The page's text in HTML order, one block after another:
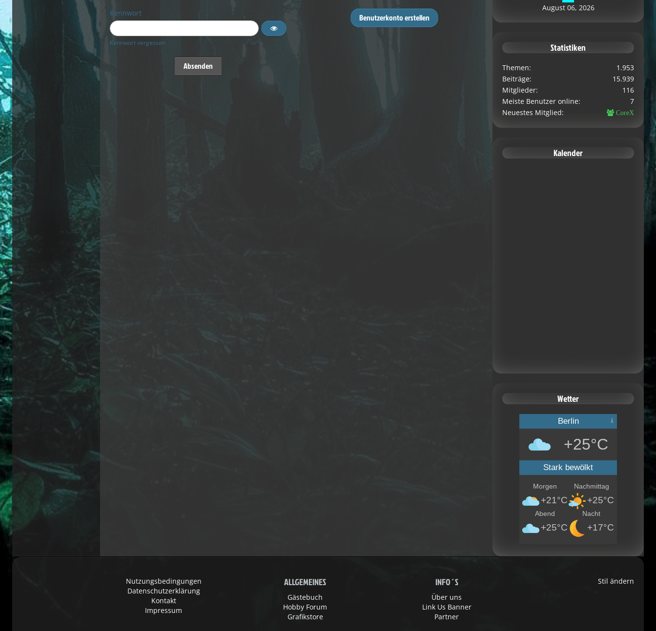
Kennwort
Kennwort vergessen
Benutzerkonto erstellen
August 06, 2026
Statistiken
Themen
1.953
Beiträge
15.939
Mitglieder
116
Meiste Benutzer online
7
Neuestes Mitglied
CoreX
Kalender
Wetter
Berlin
+25°C
Stark bewölkt
Morgen
+21°C
Nachmittag
+25°C
Abend
+25°C
Nacht
+17°C
Stil ändern
Nutzungsbedingungen
Datenschutzerklärung
Kontakt
Impressum
ALLGEMEINES
Gästebuch
Hobby Forum
Grafikstore
INFO´S
Über uns
Link Us Banner
Partner